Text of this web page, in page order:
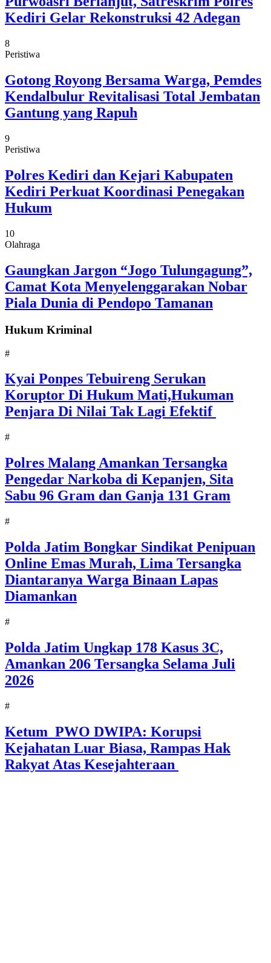
Kediri Gelar Rekonstruksi 42 Adegan
8
Peristiwa
Gotong Royong Bersama Warga, Pemdes
Kendalbulur Revitalisasi Total Jembatan
Gantung yang Rapuh
9
Peristiwa
Polres Kediri dan Kejari Kabupaten
Kediri Perkuat Koordinasi Penegakan
Hukum
10
Olahraga
Gaungkan Jargon “Jogo Tulungagung”,
Camat Kota Menyelenggarakan Nobar
Piala Dunia di Pendopo Tamanan
Hukum Kriminal
#
Kyai Ponpes Tebuireng Serukan
Koruptor Di Hukum Mati,Hukuman
Penjara Di Nilai Tak Lagi Efektif
#
Polres Malang Amankan Tersangka
Pengedar Narkoba di Kepanjen, Sita
Sabu 96 Gram dan Ganja 131 Gram
#
Polda Jatim Bongkar Sindikat Penipuan
Online Emas Murah, Lima Tersangka
Diantaranya Warga Binaan Lapas
Diamankan
#
Polda Jatim Ungkap 178 Kasus 3C,
Amankan 206 Tersangka Selama Juli
2026
#
Ketum PWO DWIPA: Korupsi
Kejahatan Luar Biasa, Rampas Hak
Rakyat Atas Kesejahteraan